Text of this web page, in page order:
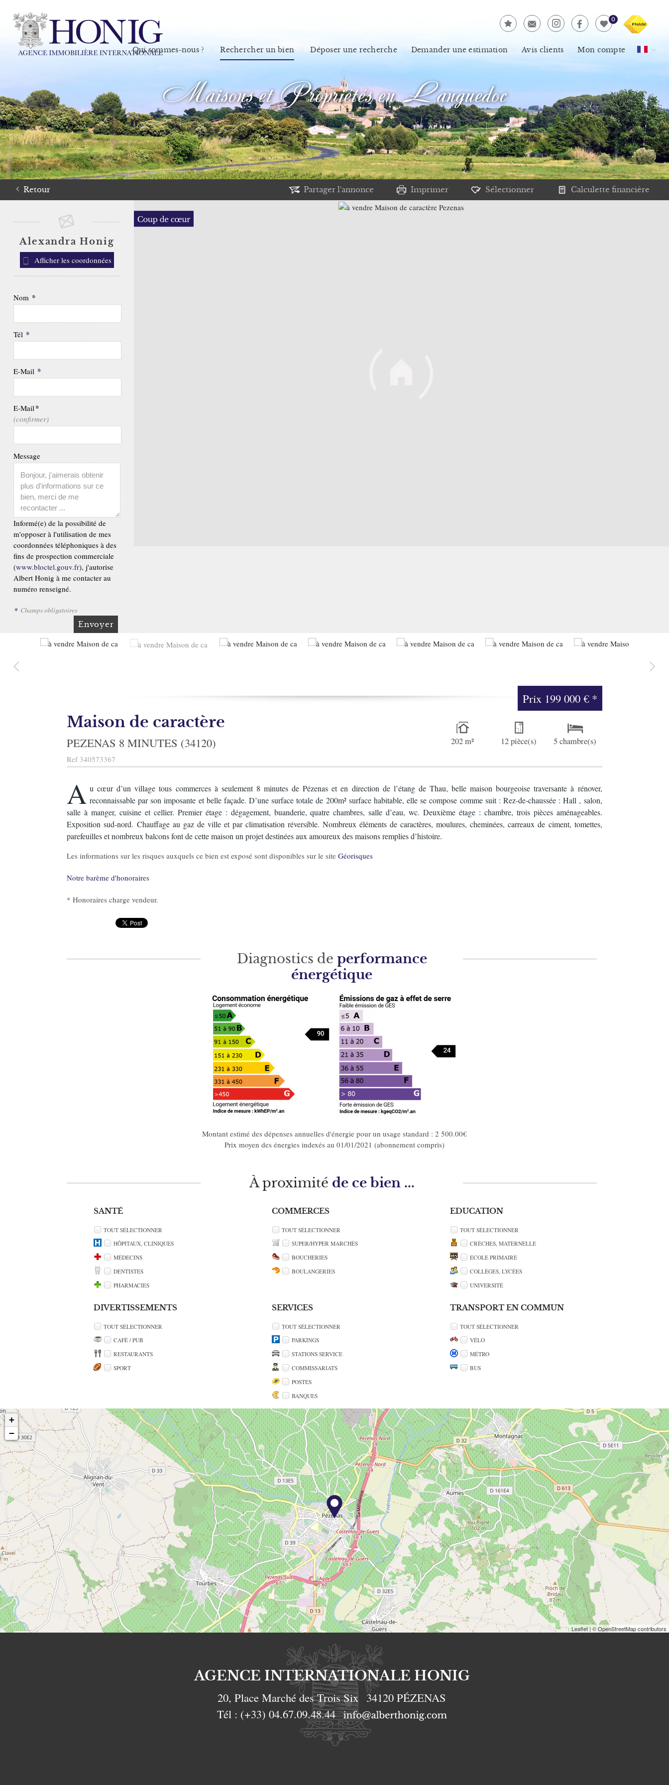
0
Qui sommes-nous ? Rechercher un bien Déposer une recherche Demander une estimation Avis clients Mon compte
Maisons et Propriétés en Languedoc
Retour Partager l'annonce Imprimer Sélectionner Calculette financière
Alexandra Honig
Afficher les coordonnées
Nom *
Tél *
E-Mail *
E-Mail*
(confirmer)
Message
Informé(e) de la possibilité de
m'opposer à l'utilisation de mes
coordonnées téléphoniques à des
fins de prospection commerciale
(www.bloctel.gouv.fr), j'autorise
Albert Honig à me contacter au
numéro renseigné.
* Champs obligatoires
Prix199 000 € *
Maison de caractère
PEZENAS 8 MINUTES (34120)
Ref 340573367
202 m² 12 pièce(s) 5 chambre(s)
A u cœur d’un village tous commerces à seulement 8 minutes de Pézenas et en direction de l’étang de Thau, belle maison bourgeoise traversante à rénover,
reconnaissable par son imposante et belle façade. D’une surface totale de 200m² surface habitable, elle se compose comme suit : Rez-de-chaussée : Hall , salon,
salle à manger, cuisine et cellier. Premier étage : dégagement, buanderie, quatre chambres, salle d’eau, wc. Deuxième étage : chambre, trois pièces aménageables.
Exposition sud-nord. Chauffage au gaz de ville et par climatisation réversible. Nombreux éléments de caractères, moulures, cheminées, carreaux de ciment, tomettes,
parefeuilles et nombreux balcons font de cette maison un projet destinées aux amoureux des maisons remplies d’histoire.
Les informations sur les risques auxquels ce bien est exposé sont disponibles sur le siteGéorisques
Notre barème d'honoraires
* Honoraires charge vendeur.
Diagnostics de performance
énergétique
Montant estimé des dépenses annuelles d'énergie pour un usage standard : 2 500.00€
Prix moyen des énergies indexés au 01/01/2021 (abonnement compris)
À proximité de ce bien ...
SANTÉ
TOUT SÉLECTIONNER
HÔPITAUX, CLINIQUES
MÉDECINS
DENTISTES
PHARMACIES
COMMERCES
TOUT SÉLECTIONNER
SUPER/HYPER MARCHÉS
BOUCHERIES
BOULANGERIES
EDUCATION
TOUT SÉLECTIONNER
CRÈCHES, MATERNELLE
ECOLE PRIMAIRE
COLLÈGES, LYCÉES
UNIVERSITÉ
DIVERTISSEMENTS
TOUT SÉLECTIONNER
CAFÉ / PUB
RESTAURANTS
SPORT
SERVICES
TOUT SÉLECTIONNER
PARKINGS
STATIONS SERVICE
COMMISSARIATS
POSTES
BANQUES
TRANSPORT EN COMMUN
TOUT SÉLECTIONNER
VÉLO
MÉTRO
BUS
+
−
Leaflet | © OpenStreetMap contributors
AGENCE INTERNATIONALE HONIG
20, Place Marché des Trois Six 34120 PÉZENAS
Tél : (+33) 04.67.09.48.44